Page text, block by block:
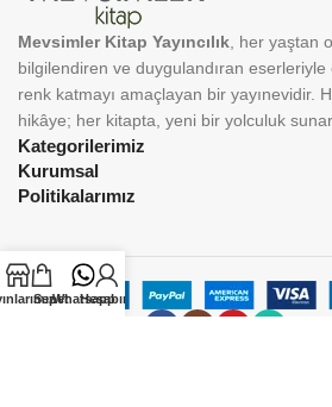
Kategorilerimiz
Kurumsal
Politikalarımız
Mevsimler Kitap Yayıncılık , her yaştan
bilgilendiren ve duygulandıran eserleriyle
renk katmayı amaçlayan bir yayınevidir.
hikâye; her kitapta, yeni bir yolculuk sunar.
SepetWhatsapp
Hesabım